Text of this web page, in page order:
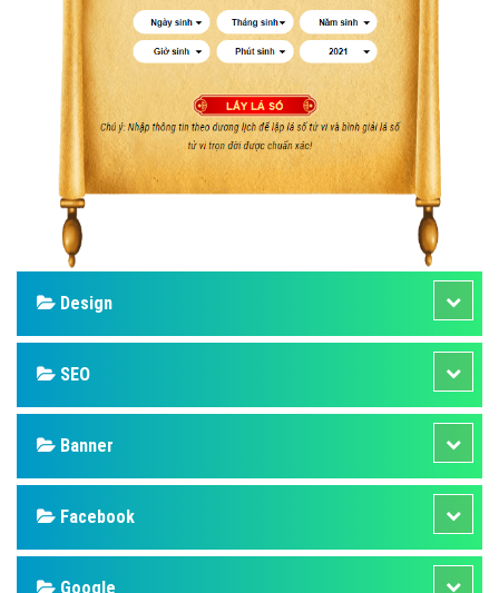
Design
SEO
Banner
Facebook
Google